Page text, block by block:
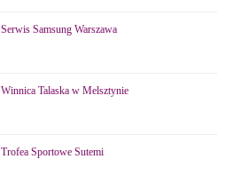
Serwis Samsung Warszawa
Winnica Talaska w Melsztynie
Trofea Sportowe Sutemi